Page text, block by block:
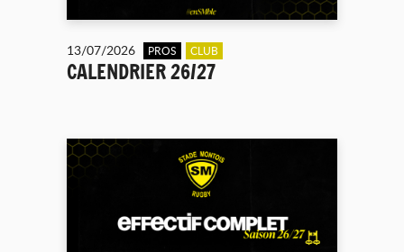
13/07/2026 PROS CLUB
CALENDRIER 26/27